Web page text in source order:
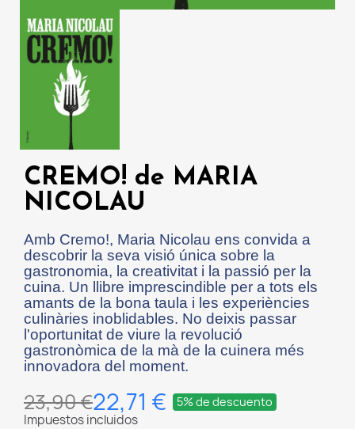
CREMO! de MARIA
NICOLAU
Amb Cremo!, Maria Nicolau ens convida a
descobrir la seva visió única sobre la
gastronomia, la creativitat i la passió per la
cuina. Un llibre imprescindible per a tots els
amants de la bona taula i les experiències
culinàries inoblidables. No deixis passar
l'oportunitat de viure la revolució
gastronòmica de la mà de la cuinera més
innovadora del moment.
23,90 €22,71 € 5% de descuento
Impuestos incluidos